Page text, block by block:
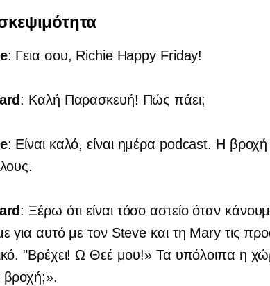
: Γεια σου, Richie Happy Friday!
: Καλή Παρασκευή! Πώς πάει;
: Είναι καλό, είναι ημέρα podcast. Η
: Ξέρω ότι είναι τόσο αστείο όταν
για αυτό με τον Steve και τη Mary τις
"Βρέχει! Ω Θεέ μου!» Τα υπόλοιπα η
βροχή;».